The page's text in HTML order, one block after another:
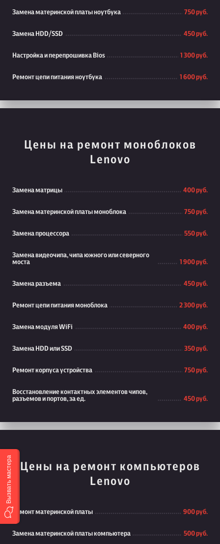
Замена материнской платы ноутбука 750 руб.
Замена HDD/SSD 450 руб.
Настройка и перепрошивка Bios 1 300 руб.
Ремонт цепи питания ноутбука 1 600 руб.
Цены на ремонт моноблоков
Lenovo
Замена матрицы 400 руб.
Замена материнской платы моноблока 750 руб.
Замена процессора 550 руб.
Замена видеочипа, чипа южного или северного
моста
1 900 руб.
Замена разъема 450 руб.
Ремонт цепи питания моноблока 2 300 руб.
Замена модуля WiFi 400 руб.
Замена HDD или SSD 350 руб.
Ремонт корпуса устройства 750 руб.
Восстановление контактных элементов чипов,
разъемов и портов, за ед.
450 руб.
Цены на ремонт компьютеров
Lenovo
Ремонт материнской платы 900 руб.
Замена материнской платы компьютера 500 руб.
Вызвать мастера